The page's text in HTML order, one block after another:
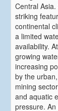
Central
striking
continental
a limited
availability.
growing
increasing
by the
mining
and aquatic
pressure.